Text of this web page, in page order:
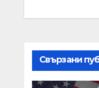
Свързани